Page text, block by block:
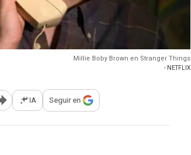
Millie Boby Brown en Stranger Things
- NETFLIX
Abrir opciones para compartir
IA Seguir en